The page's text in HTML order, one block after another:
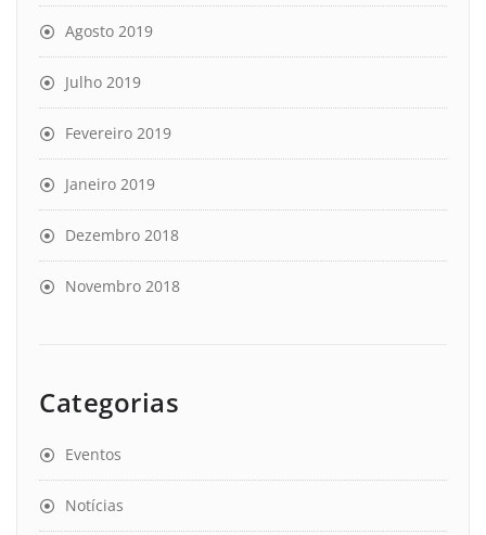
Agosto 2019
Julho 2019
Fevereiro 2019
Janeiro 2019
Dezembro 2018
Novembro 2018
Categorias
Eventos
Notícias